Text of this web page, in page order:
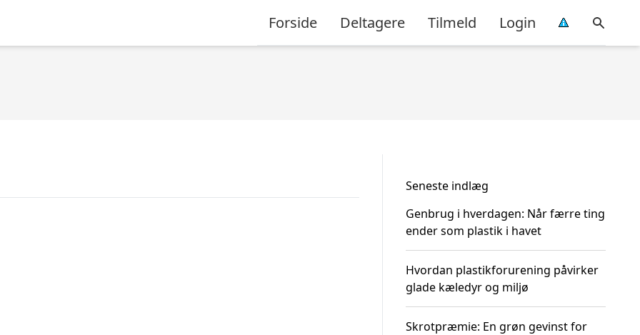
Forside Deltagere Tilmeld Login
Seneste indlæg
Genbrug i hverdagen: Når færre ting
ender som plastik i havet
Hvordan plastikforurening påvirker
glade kæledyr og miljø
Skrotpræmie: En grøn gevinst for